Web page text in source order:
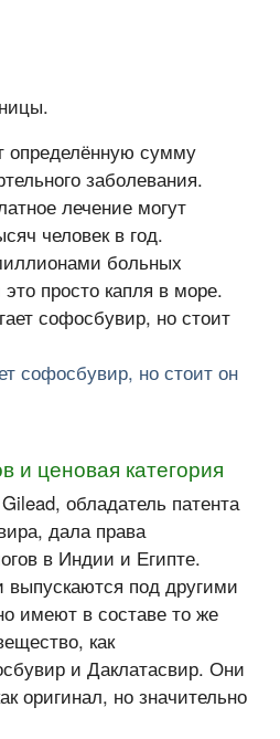
определённую сумму
заболевания.
лечение могут
человек в год.
больных
просто капля в море.
софосбувир, но стоит он
и ценовая категория
обладатель патента
дала права
в Индии и Египте.
выпускаются под другими
имеют в составе то же
как
и Даклатасвир. Они
оригинал, но значительно